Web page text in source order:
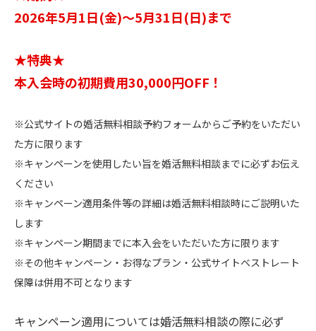
2026年5月1日(金)～5月31日(日)まで
★特典★
本入会時の初期費用30,000円OFF！
※公式サイトの婚活無料相談予約フォームからご予約をいただい
た方に限ります
※キャンペーンを使用したい旨を婚活無料相談までに必ずお伝え
ください
※キャンペーン適用条件等の詳細は婚活無料相談時にご説明いた
します
※キャンペーン期間までに本入会をいただいた方に限ります
※その他キャンペーン・お得なプラン・公式サイトベストレート
保障は併用不可となります
キャンペーン適用については婚活無料相談の際に必ず